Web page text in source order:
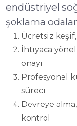
endüstriyel
şoklama
Ücretsiz
İhtiyaca
onayı
Profesyonel
süreci
Devreye
kontrol